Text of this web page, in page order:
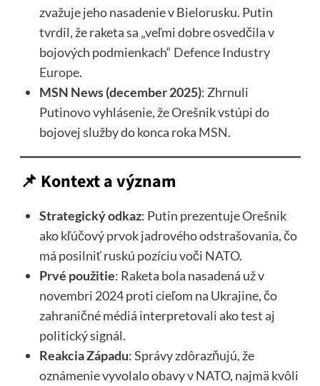
zvažuje jeho nasadenie v Bielorusku. Putin
tvrdil, že raketa sa „veľmi dobre osvedčila v
bojových podmienkach“ Defence Industry
Europe.
MSN News (december 2025): Zhrnuli
Putinovo vyhlásenie, že Orešnik vstúpi do
bojovej služby do konca roka MSN.
📌 Kontext a význam
Strategický odkaz: Putin prezentuje Orešnik
ako kľúčový prvok jadrového odstrašovania, čo
má posilniť ruskú pozíciu voči NATO.
Prvé použitie: Raketa bola nasadená už v
novembri 2024 proti cieľom na Ukrajine, čo
zahraničné médiá interpretovali ako test aj
politický signál.
Reakcia Západu: Správy zdôrazňujú, že
oznámenie vyvolalo obavy v NATO, najmä kvôli